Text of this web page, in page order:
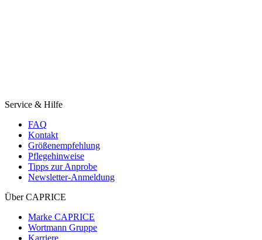
Service & Hilfe
FAQ
Kontakt
Größenempfehlung
Pflegehinweise
Tipps zur Anprobe
Newsletter-Anmeldung
Über CAPRICE
Marke CAPRICE
Wortmann Gruppe
Karriere